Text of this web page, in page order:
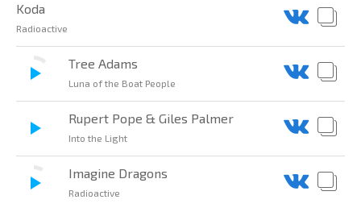
Koda
Radioactive
Tree Adams
Luna of the Boat People
Rupert Pope & Giles Palmer
Into the Light
Imagine Dragons
Radioactive